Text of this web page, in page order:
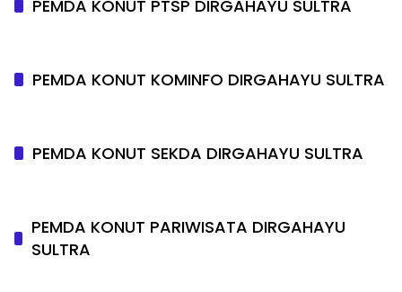
PEMDA KONUT PTSP DIRGAHAYU SULTRA
PEMDA KONUT KOMINFO DIRGAHAYU SULTRA
PEMDA KONUT SEKDA DIRGAHAYU SULTRA
PEMDA KONUT PARIWISATA DIRGAHAYU
SULTRA